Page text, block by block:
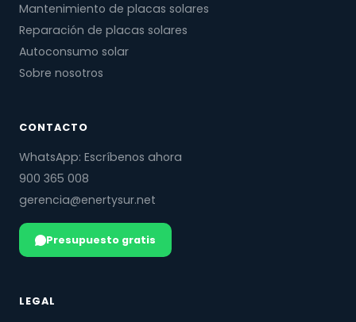
Mantenimiento de placas solares
Reparación de placas solares
Autoconsumo solar
Sobre nosotros
CONTACTO
WhatsApp: Escríbenos ahora
900 365 008
gerencia@enertysur.net
Presupuesto gratis
LEGAL